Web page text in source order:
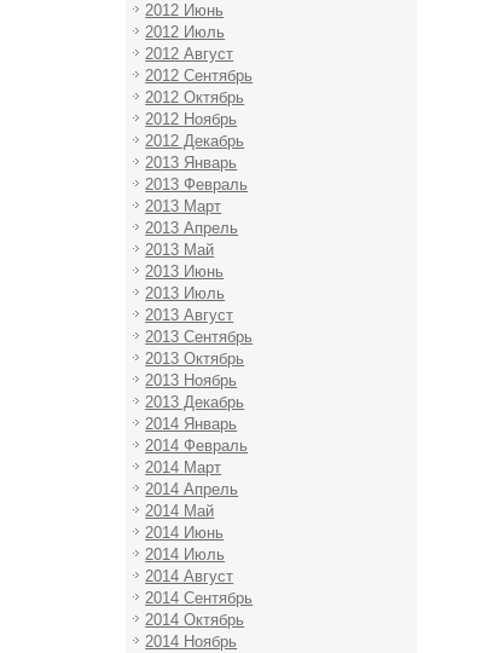
2012 Июнь
2012 Июль
2012 Август
2012 Сентябрь
2012 Октябрь
2012 Ноябрь
2012 Декабрь
2013 Январь
2013 Февраль
2013 Март
2013 Апрель
2013 Май
2013 Июнь
2013 Июль
2013 Август
2013 Сентябрь
2013 Октябрь
2013 Ноябрь
2013 Декабрь
2014 Январь
2014 Февраль
2014 Март
2014 Апрель
2014 Май
2014 Июнь
2014 Июль
2014 Август
2014 Сентябрь
2014 Октябрь
2014 Ноябрь